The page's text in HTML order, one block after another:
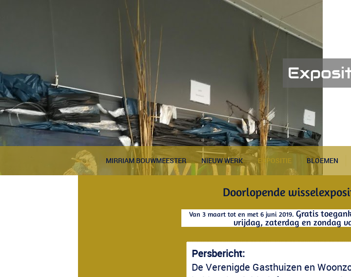
MIRRIAM BOUWMEESTER NIEUW WERK EXPOSITIE BLOEMEN
Doorlopende
Van 3 maart tot en met 6 juni 2019. Gratis
vrijdag, zaterdag en zondag
Persbericht:
De Verenigde Gasthuizen en